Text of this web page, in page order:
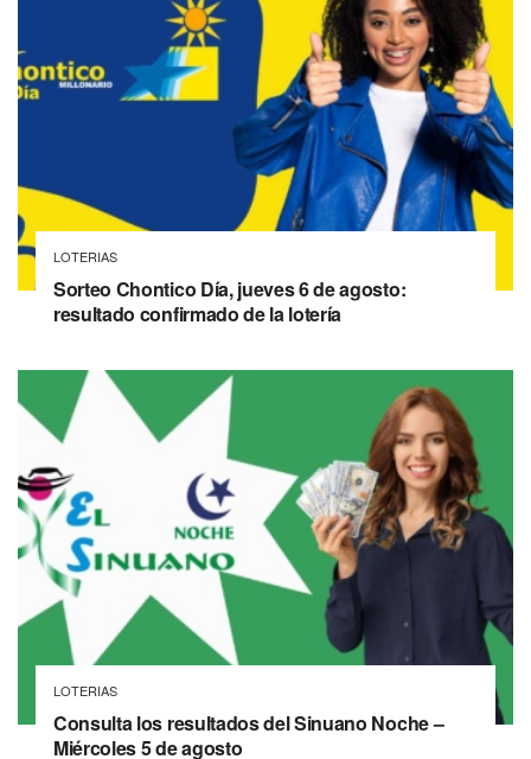
LOTERIAS
Sorteo Chontico Día, jueves 6 de agosto:
resultado confirmado de la lotería
LOTERIAS
Consulta los resultados del Sinuano Noche –
Miércoles 5 de agosto